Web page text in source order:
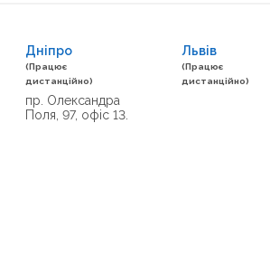
Дніпро
(Працює
дистанційно)
пр. Олександра
Поля, 97, офіс 13.
Львів
(Працює
дистанційно)